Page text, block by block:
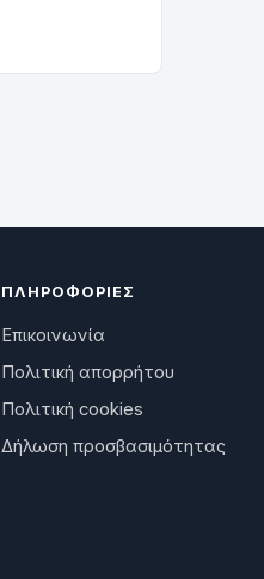
ΠΛΗΡΟΦΟΡΊΕΣ
Επικοινωνία
Πολιτική απορρήτου
Πολιτική cookies
Δήλωση προσβασιμότητας